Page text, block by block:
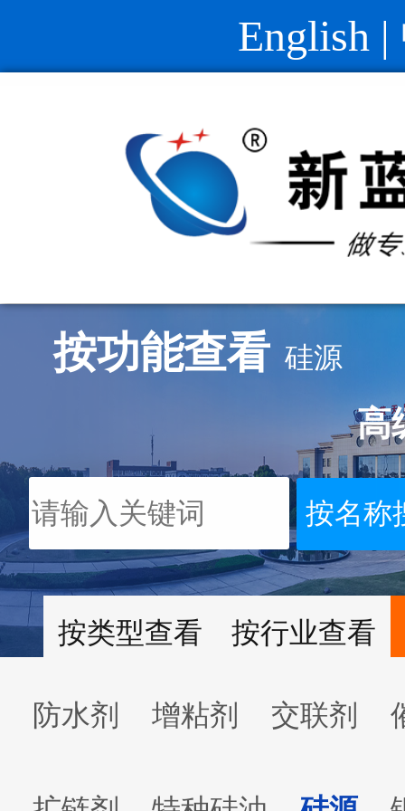
English |
按功能查看 硅源
高
按类型查看 按行业查看
防水剂 增粘剂 交联剂